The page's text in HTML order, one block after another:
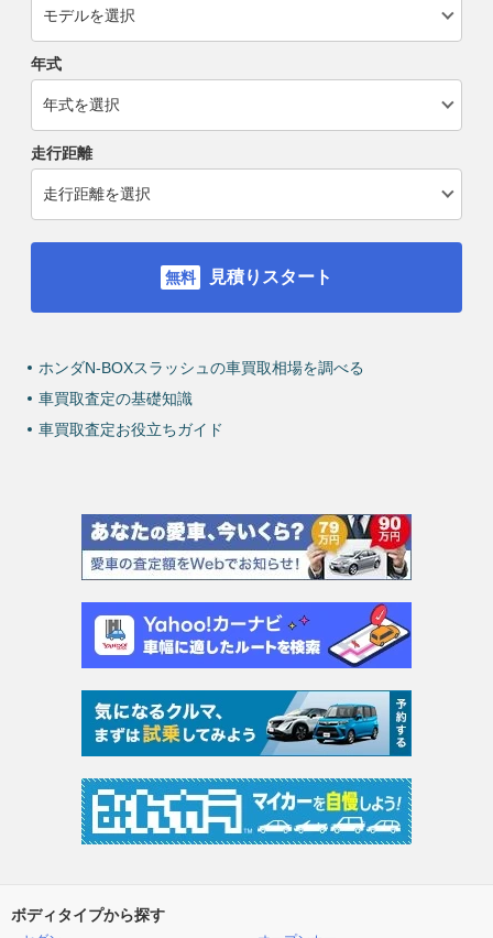
年式
走行距離
見積りスタート
ホンダN-BOXスラッシュの車買取相場を調べる
車買取査定の基礎知識
車買取査定お役立ちガイド
ボディタイプから探す